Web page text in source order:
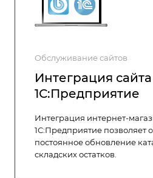
Обслуживание сайтов
Интеграция сайта
1С:Предприятие
Интеграция интернет-
1С:Предприятие позволяет
постоянное обновление
складских остатков.